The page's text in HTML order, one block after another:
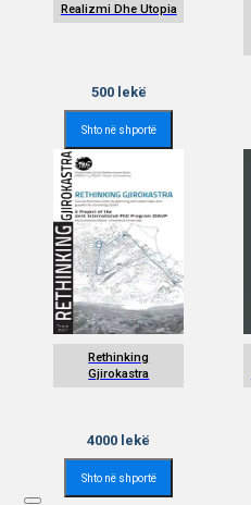
Realizmi Dhe Utopia
500lekë
Shto në shportë
Rethinking
Gjirokastra
4000 lekë
Shto në shportë